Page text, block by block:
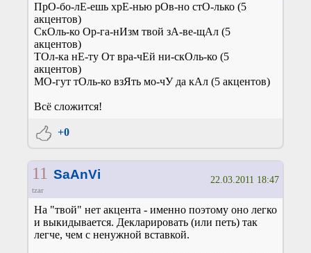
ПрО-бо-лЕ-ешь хрЕ-нью рОв-но стО-лько (5
акцентов)
СкОль-ко Ор-га-нИзм твой зА-ве-щАл (5
акцентов)
ТОл-ка нЕ-ту От вра-чЕй ни-скОль-ко (5
акцентов)
МО-гут тОль-ко взЯть мо-чУ да кАл (5 акцентов)
Всё сложится!
+0
11 SaAnVi
tzar
22.03.2011 18:47
На "твой" нет акцента - именно поэтому оно легко
и выкидывается. Декларировать (или петь) так
легче, чем с ненужной вставкой.